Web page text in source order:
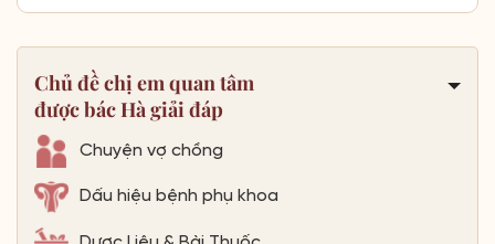
Chủ đề chị em quan tâm
được bác Hà giải đáp
Chuyện vợ chồng
Dấu hiệu bệnh phụ khoa